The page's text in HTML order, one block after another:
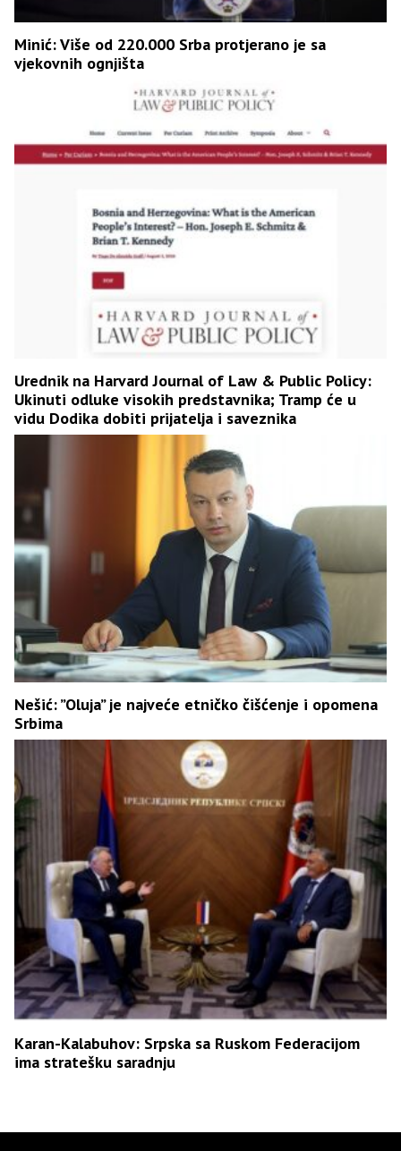
Minić: Više od 220.000 Srba protjerano je sa
vjekovnih ognjišta
Urednik na Harvard Journal of Law & Public Policy:
Ukinuti odluke visokih predstavnika; Tramp će u
vidu Dodika dobiti prijatelja i saveznika
Nešić: ”Oluja” je najveće etničko čišćenje i opomena
Srbima
Karan-Kalabuhov: Srpska sa Ruskom Federacijom
ima stratešku saradnju